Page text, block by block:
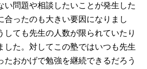
い問題や相談したいことが発生した
合ったのも大きい要因になりまし
しても先生の人数が限られていたり
した。対してこの塾ではいつも先生
たおかげで勉強を継続できるだろう